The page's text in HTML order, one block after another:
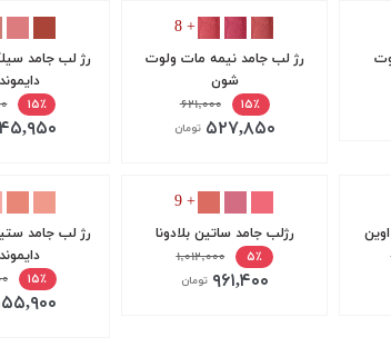
+ 8
رژ لب جامد نیمه مات ولوت
شون
۱۵٪
۶۲۱,۰۰۰
۵۲۷,۸۵۰ تومان
رژ لب جامد
۱۵٪
+ 9
رژلب جامد ساتین بلادونا
۵٪
۱,۰۱۲,۰۰۰
۹۶۱,۴۰۰ تومان
رژ لب جامد
۱۵٪